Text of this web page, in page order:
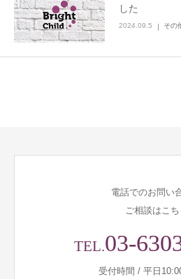
した
2024.09.5 その
電話でのお問い
ご相談はこち
TEL.03-
受付時間 / 平日